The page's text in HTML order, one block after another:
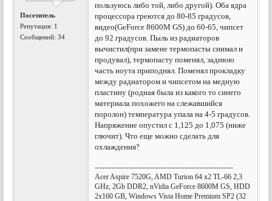
Посетитель
Репутация: 1
Сообщений: 34
пользуюсь либо той, либо другой). Оба ядра
процессора греются до 80-85 градусов,
видео(GeForce 8600M GS) до 60-65, чипсет
до 92 градусов. Пыль из радиаторов
вычистил(при замене термопасты снимал и
продувал), термопасту поменял, заднюю
часть ноута приподнял. Поменял прокладку
между радиатором и чипсетом на медную
пластину (родная была из какого то синего
материала похожего на слежавшийся
поролон) температура упала на 4-5 градусов.
Напряжение опустил с 1,125 до 1,075 (ниже
глючит). Что еще можно сделать для
охлаждения?
---------------------------------------------------------
Acer Aspire 7520G, AMD Turion 64 x2 TL-66 2,3
GHz, 2Gb DDR2, nVidia GeForce 8600M GS, HDD
2x160 GB, Windows Vista Home Premium SP2 (32